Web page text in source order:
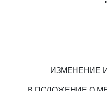
ИЗМЕНЕНИЕ